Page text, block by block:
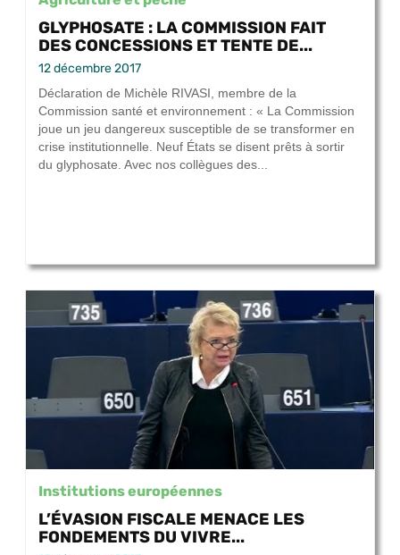
GLYPHOSATE : LA COMMISSION FAIT
DES CONCESSIONS ET TENTE DE...
12 décembre 2017
Déclaration de Michèle RIVASI, membre de la
Commission santé et environnement : « La Commission
joue un jeu dangereux susceptible de se transformer en
crise institutionnelle. Neuf États se disent prêts à sortir
du glyphosate. Avec nos collègues des...
Institutions européennes
L’ÉVASION FISCALE MENACE LES
FONDEMENTS DU VIVRE...